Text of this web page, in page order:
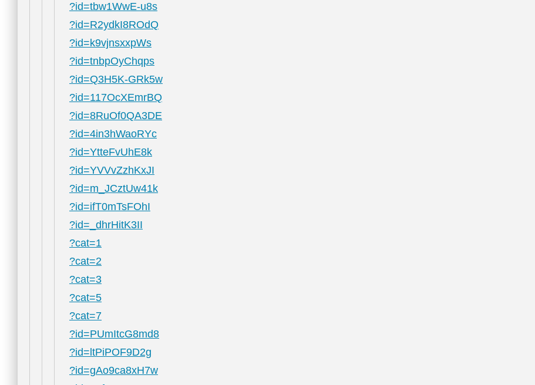
?id=tbw1WwE-u8s
?id=R2ydkI8ROdQ
?id=k9vjnsxxpWs
?id=tnbpOyChqps
?id=Q3H5K-GRk5w
?id=117OcXEmrBQ
?id=8RuOf0QA3DE
?id=4in3hWaoRYc
?id=YtteFvUhE8k
?id=YVVvZzhKxJI
?id=m_JCztUw41k
?id=ifT0mTsFOhI
?id=_dhrHitK3II
?cat=1
?cat=2
?cat=3
?cat=5
?cat=7
?id=PUmItcG8md8
?id=ltPiPOF9D2g
?id=gAo9ca8xH7w